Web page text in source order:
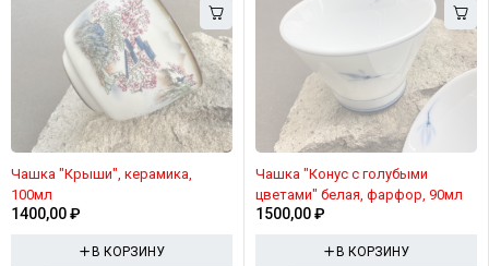
Чашка "Крыши", керамика,
100мл
1400,00₽
В КОРЗИНУ
Чашка "Конус с голубыми
цветами" белая, фарфор, 90мл
1500,00₽
В КОРЗИНУ